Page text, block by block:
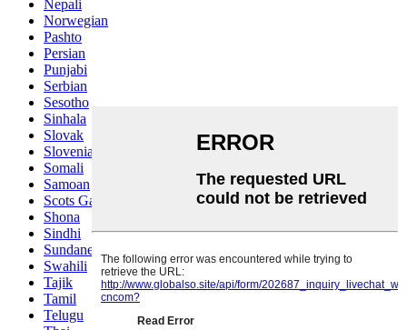
Nepali
Norwegian
Pashto
Persian
Punjabi
Serbian
Sesotho
Sinhala
Slovak
Slovenian
Somali
Samoan
Scots Gaelic
Shona
Sindhi
Sundanese
Swahili
Tajik
Tamil
Telugu